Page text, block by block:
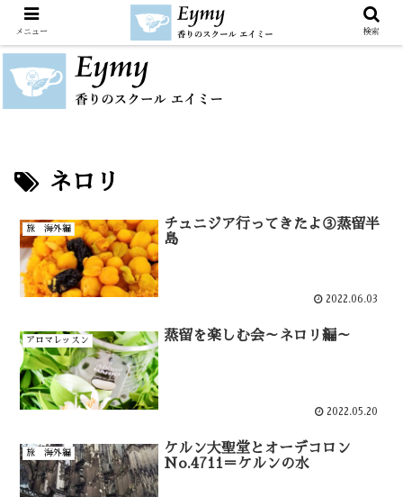
ネロリ
旅 海外編
チュニジア行ってきたよ③蒸留半
島
2022.06.03
アロマレッスン 蒸留を楽しむ会～ネロリ編～
2022.05.20
旅 海外編
ケルン大聖堂とオーデコロン
No.4711＝ケルンの水
メニュー 検索